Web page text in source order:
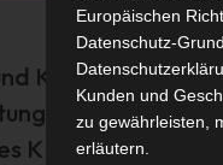
um und führt
KKKW, die
Europäischen
Datenschutz-
Kunden und
zu gewährleisten,
erläutern.